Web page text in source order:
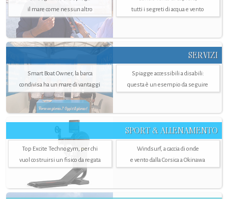
il mare come nessun altro
tutti i segreti di acqua e vento
SERVIZI
Smart Boat Owner, la barca
condivisa ha un mare di vantaggi
Spiagge accessibili a disabili:
questa è un esempio da seguire
SPORT & ALLENAMENTO
Top Excite Technogym, per chi
vuol costruirsi un fisico da regata
Windsurf, a caccia di onde
e vento dalla Corsica a Okinawa